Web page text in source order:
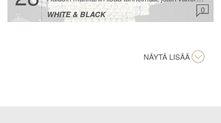
WHITE & BLACK 0
NÄYTÄ LISÄÄ